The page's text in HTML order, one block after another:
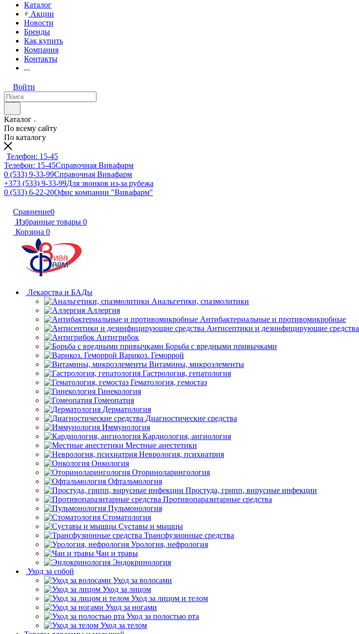
Каталог
Акции
Новости
Бренды
Как купить
Компания
Контакты
...
Войти
Каталог
По всему сайту
По каталогу
Телефон: 15-45
Телефон: 15-45Справочная Вивафарм
0 (533) 9-33-99Справочная Вивафарм
+373 (533) 9-33-99Для звонков из-за рубежа
0 (533) 6-22-20Офис компании "Вивафарм"
Сравнение0
Избранные товары 0
Корзина 0
Лекарства и БАДы
Анальгетики, спазмолитики
Аллергия
Антибактериальные и противомикробные
Антисептики и дезинфицирующие средства
Антигрибок
Борьба с вредными привычками
Варикоз. Геморрой
Витамины, микроэлементы
Гастрология, гепатология
Гематология, гемостаз
Гинекология
Гомеопатия
Дерматология
Диагностические средства
Иммунология
Кардиология, ангиология
Местные анестетики
Неврология, психиатрия
Онкология
Оториноларингология
Офтальмология
Простуда, грипп, вирусные инфекции
Противопаразитарные средства
Пульмонология
Стоматология
Суставы и мышцы
Трансфузионные средства
Урология, нефрология
Чаи и травы
Эндокринология
Уход за собой
Уход за волосами
Уход за лицом
Уход за лицом и телом
Уход за ногами
Уход за полостью рта
Уход за телом